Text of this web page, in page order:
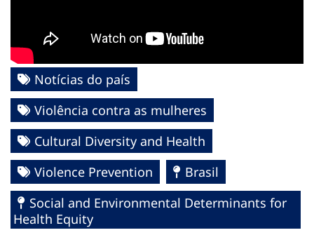
Notícias do país
Violência contra as mulheres
Cultural Diversity and Health
Violence Prevention
Brasil
Social and Environmental Determinants for
Health Equity